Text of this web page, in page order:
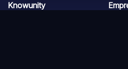
Knowunity